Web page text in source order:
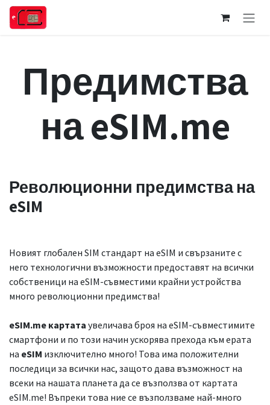
Преминете към съдържание
Предимства
на eSIM.me
Революционни предимства на
eSIM
Новият глобален SIM стандарт на eSIM и свързаните с
него технологични възможности предоставят на всички
собственици на eSIM-съвместими крайни устройства
много революционни предимства!
eSIM.me картата увеличава броя на eSIM-съвместимите
смартфони и по този начин ускорява прехода към ерата
на eSIM изключително много! Това има положителни
последици за всички нас, защото дава възможност на
всеки на нашата планета да се възползва от картата
eSIM.me! Въпреки това ние се възползваме най-много